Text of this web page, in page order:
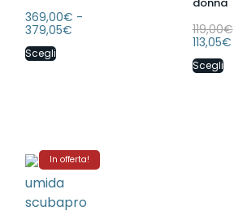
369,00€ -
379,05€
Scegli
119,00€
113,05€
Scegli
In offerta!